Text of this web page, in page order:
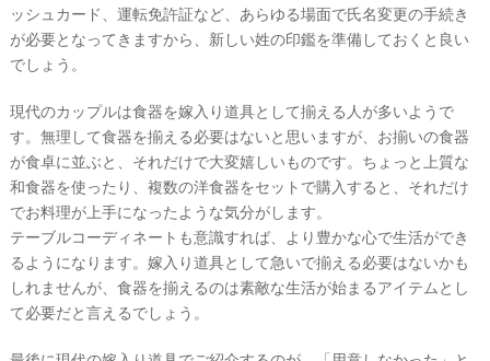
ッシュカード、運転免許証など、あらゆる場面で氏名変更の手続き
が必要となってきますから、新しい姓の印鑑を準備しておくと良い
でしょう。
現代のカップルは食器を嫁入り道具として揃える人が多いようで
す。無理して食器を揃える必要はないと思いますが、お揃いの食器
が食卓に並ぶと、それだけで大変嬉しいものです。ちょっと上質な
和食器を使ったり、複数の洋食器をセットで購入すると、それだけ
でお料理が上手になったような気分がします。
テーブルコーディネートも意識すれば、より豊かな心で生活ができ
るようになります。嫁入り道具として急いで揃える必要はないかも
しれませんが、食器を揃えるのは素敵な生活が始まるアイテムとし
て必要だと言えるでしょう。